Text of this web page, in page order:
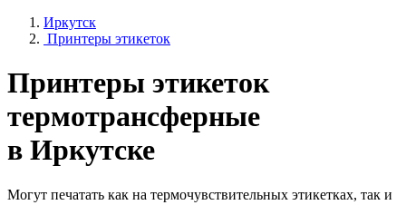
Иркутск
Принтеры этикеток
Принтеры этикеток
термотрансферные
в Иркутске
Могут печатать как на термочувствительных этикетках, так и